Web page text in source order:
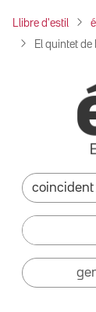
Llibre d'estil
El quintet